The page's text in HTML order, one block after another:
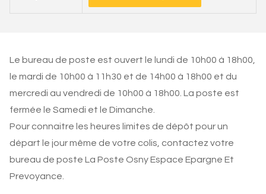
Le bureau de poste est ouvert le lundi de 10h00 à 18h00,
le mardi de 10h00 à 11h30 et de 14h00 à 18h00 et du
mercredi au vendredi de 10h00 à 18h00. La poste est
fermée le Samedi et le Dimanche.
Pour connaitre les heures limites de dépôt pour un
départ le jour même de votre colis, contactez votre
bureau de poste La Poste Osny Espace Epargne Et
Prevoyance.